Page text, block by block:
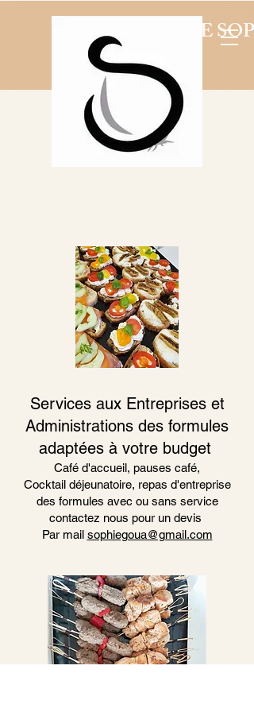
LA CUISINE DE
Services aux Entreprises et
Administrations des formules
adaptées à votre budget
Café d'accueil, pauses café,
Cocktail déjeunatoire, repas d'entreprise
des formules avec ou sans service
contactez nous pour un devis
Par mail sophiegoua@gmail.com